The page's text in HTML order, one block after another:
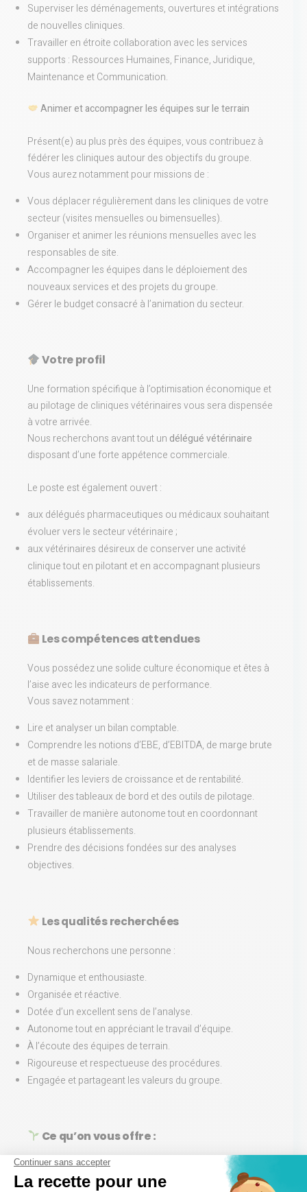
Superviser les déménagements, ouvertures et intégrations
de nouvelles cliniques.
Travailler en étroite collaboration avec les services
supports : Ressources Humaines, Finance, Juridique,
Maintenance et Communication.
Animer et accompagner les équipes sur le terrain
Présent(e) au plus près des équipes, vous contribuez à
fédérer les cliniques autour des objectifs du groupe.
Vous aurez notamment pour missions de :
Vous déplacer régulièrement dans les cliniques de votre
secteur (visites mensuelles ou bimensuelles).
Organiser et animer les réunions mensuelles avec les
responsables de site.
Accompagner les équipes dans le déploiement des
nouveaux services et des projets du groupe.
Gérer le budget consacré à l’animation du secteur.
Votre profil
Une formation spécifique à l’optimisation économique et
au pilotage de cliniques vétérinaires vous sera dispensée
à votre arrivée.
Nous recherchons avant tout un délégué vétérinaire
disposant d’une forte appétence commerciale.
Le poste est également ouvert :
aux délégués pharmaceutiques ou médicaux souhaitant
évoluer vers le secteur vétérinaire ;
aux vétérinaires désireux de conserver une activité
clinique tout en pilotant et en accompagnant plusieurs
établissements.
Les compétences attendues
Vous possédez une solide culture économique et êtes à
l’aise avec les indicateurs de performance.
Vous savez notamment :
Lire et analyser un bilan comptable.
Comprendre les notions d’EBE, d’EBITDA, de marge brute
et de masse salariale.
Identifier les leviers de croissance et de rentabilité.
Utiliser des tableaux de bord et des outils de pilotage.
Travailler de manière autonome tout en coordonnant
plusieurs établissements.
Prendre des décisions fondées sur des analyses
objectives.
Les qualités recherchées
Nous recherchons une personne :
Dynamique et enthousiaste.
Organisée et réactive.
Dotée d’un excellent sens de l’analyse.
Autonome tout en appréciant le travail d’équipe.
À l’écoute des équipes de terrain.
Rigoureuse et respectueuse des procédures.
Engagée et partageant les valeurs du groupe.
Ce qu’on vous offre :
Formations internes & externes
Unentretien annuel personnalisé
pour co-construire votre